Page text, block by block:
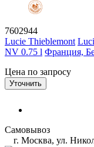
7602944
Lucie Thieblemont
NV 0.75 l Франция,
Цена по запросу
Уточнить
Самовывоз
г. Москва, ул.